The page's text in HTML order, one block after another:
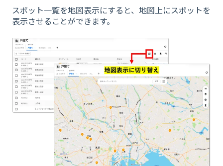
スポット一覧を地図表示にすると、地図上にスポットを
表示させることができます。